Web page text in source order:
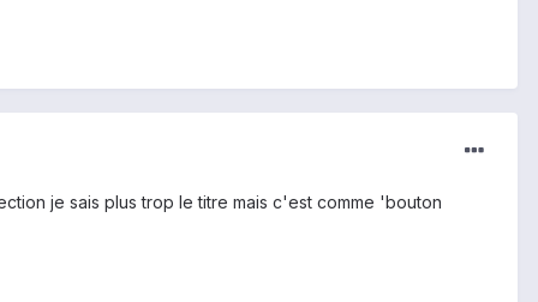
je sais plus trop le titre mais c'est comme 'bouton